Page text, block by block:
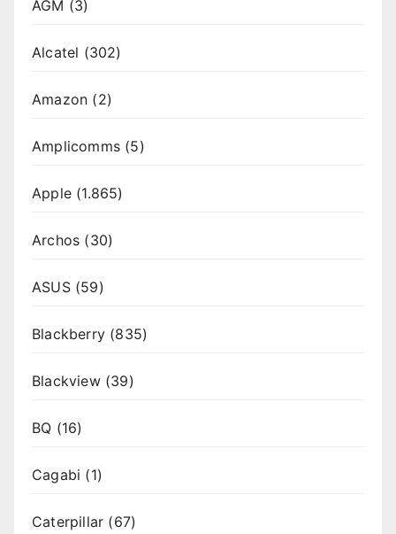
AGM (3)
Alcatel (302)
Amazon (2)
Amplicomms (5)
Apple (1.865)
Archos (30)
ASUS(59)
Blackberry (835)
Blackview(39)
BQ (16)
Cagabi (1)
Caterpillar (67)